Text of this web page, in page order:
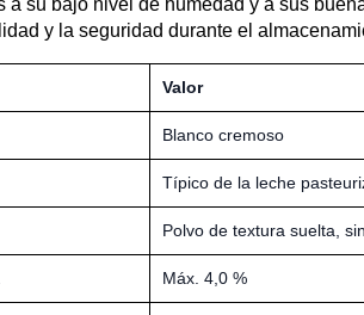
a su bajo nivel de humedad y a sus
y la seguridad durante el
Valor
Blanco cremoso
Típico de la leche
Polvo de textura suelta,
Máx. 4,0 %